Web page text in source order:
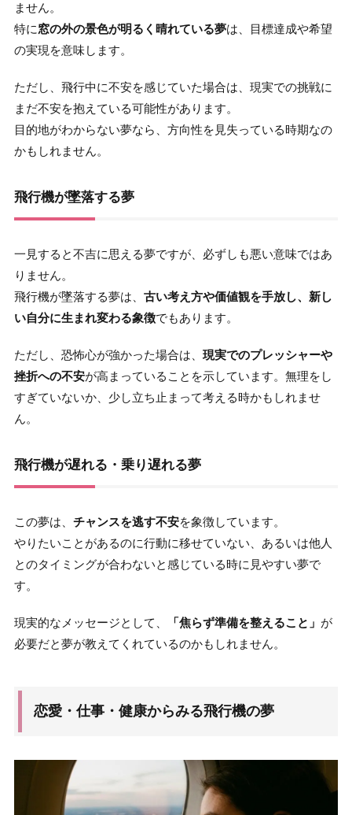
ません。
特に窓の外の景色が明るく晴れている夢は、目標達成や希望
の実現を意味します。
ただし、飛行中に不安を感じていた場合は、現実での挑戦に
まだ不安を抱えている可能性があります。
目的地がわからない夢なら、方向性を見失っている時期なの
かもしれません。
飛行機が墜落する夢
一見すると不吉に思える夢ですが、必ずしも悪い意味ではあ
りません。
飛行機が墜落する夢は、 古い考え方や価値観を手放し、新し
い自分に生まれ変わる象徴でもあります。
ただし、恐怖心が強かった場合は、 現実でのプレッシャーや
挫折への不安が高まっていることを示しています。無理をし
すぎていないか、少し立ち止まって考える時かもしれませ
ん。
飛行機が遅れる・乗り遅れる夢
この夢は、 チャンスを逃す不安を象徴しています。
やりたいことがあるのに行動に移せていない、あるいは他人
とのタイミングが合わないと感じている時に見やすい夢で
す。
現実的なメッセージとして、 「焦らず準備を整えること」 が
必要だと夢が教えてくれているのかもしれません。
恋愛・仕事・健康からみる飛行機の夢